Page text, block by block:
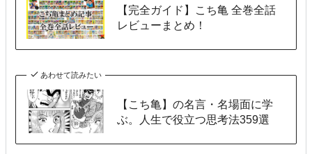
【完全ガイド】こち亀 全巻全話
レビューまとめ！
あわせて読みたい
【こち亀】の名言・名場面に学
ぶ。人生で役立つ思考法359選